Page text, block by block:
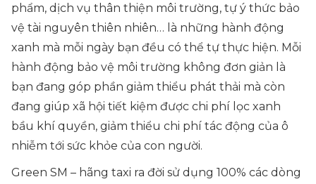
phẩm, dịch vụ thân thiện môi trường, tự ý thức bảo
vệ tài nguyên thiên nhiên… là những hành động
xanh mà mỗi ngày bạn đều có thể tự thực hiện. Mỗi
hành động bảo vệ môi trường không đơn giản là
bạn đang góp phần giảm thiểu phát thải mà còn
đang giúp xã hội tiết kiệm được chi phí lọc xanh
bầu khí quyền, giảm thiểu chi phí tác động của ô
nhiễm tới sức khỏe của con người.
Green SM – hãng taxi ra đời sử dụng 100% các dòng